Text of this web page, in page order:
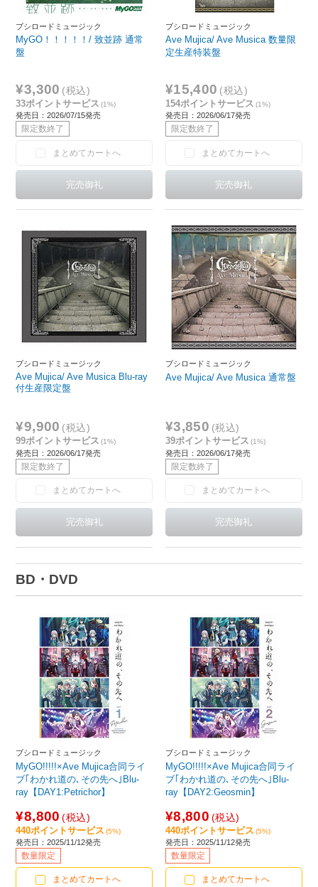
ブシロードミュージック
MyGO！！！！！/ 致並跡 通常
盤
¥3,300 (税込)
33ポイントサービス (1%)
発売日：2026/07/15発売
限定数終了
まとめてカートへ
ブシロードミュージック
Ave Mujica/ Ave Musica 数量限
定生産特装盤
¥15,400 (税込)
154ポイントサービス (1%)
発売日：2026/06/17発売
限定数終了
まとめてカートへ
ブシロードミュージック
Ave Mujica/ Ave Musica Blu-ray
付生産限定盤
¥9,900 (税込)
99ポイントサービス (1%)
発売日：2026/06/17発売
限定数終了
まとめてカートへ
ブシロードミュージック
Ave Mujica/ Ave Musica 通常盤
¥3,850 (税込)
39ポイントサービス (1%)
発売日：2026/06/17発売
限定数終了
まとめてカートへ
BD・DVD
ブシロードミュージック
MyGO!!!!!×Ave Mujica合同ライ
ブ｢わかれ道の､その先へ｣Blu-
ray【DAY1:Petrichor】
¥8,800 (税込)
440ポイントサービス (5%)
発売日：2025/11/12発売
数量限定
まとめてカートへ
ブシロードミュージック
MyGO!!!!!×Ave Mujica合同ライ
ブ｢わかれ道の､その先へ｣Blu-
ray【DAY2:Geosmin】
¥8,800 (税込)
440ポイントサービス (5%)
発売日：2025/11/12発売
数量限定
まとめてカートへ